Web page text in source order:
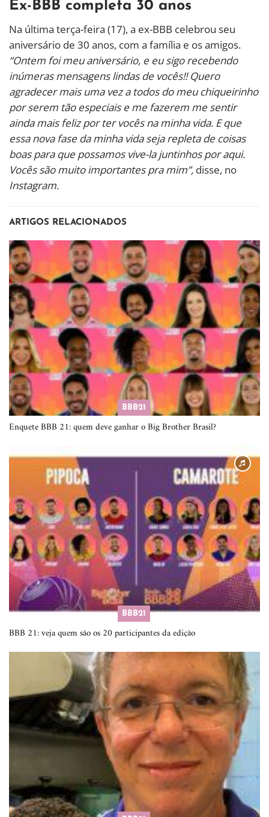
Ex-BBB completa 30 anos
Na última terça-feira (17), a ex-BBB celebrou seu
aniversário de 30 anos, com a família e os amigos.
“Ontem foi meu aniversário, e eu sigo recebendo
inúmeras mensagens lindas de vocês!! Quero
agradecer mais uma vez a todos do meu chiqueirinho
por serem tão especiais e me fazerem me sentir
ainda mais feliz por ter vocês na minha vida. E que
essa nova fase da minha vida seja repleta de coisas
boas para que possamos vive-la juntinhos por aqui.
Vocês são muito importantes pra mim”, disse, no
Instagram.
ARTIGOS RELACIONADOS
BBB21
Enquete BBB 21: quem deve ganhar o Big Brother Brasil?
BBB21
BBB 21: veja quem são os 20 participantes da edição